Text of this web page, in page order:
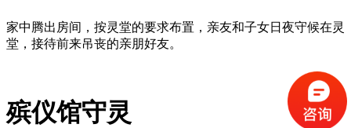
家中腾出房间，按灵堂的要求布置，亲友和子女日夜守候在灵
堂，接待前来吊丧的亲朋好友。
殡仪馆守灵